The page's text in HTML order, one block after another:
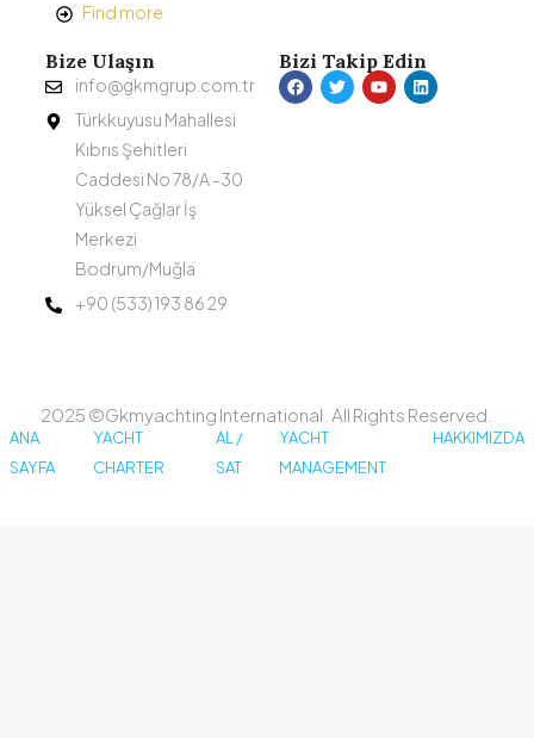
Find more
Bize Ulaşın
info@gkmgrup.com.tr
Türkkuyusu Mahallesi
Kıbrıs Şehitleri
Caddesi No 78/A -30
Yüksel Çağlar İş
Merkezi
Bodrum/Muğla
+90 (533) 193 86 29
Bizi Takip Edin
2025 ©Gkmyachting International. All Rights Reserved.
ANA
SAYFA
YACHT
CHARTER
AL /
SAT
YACHT
MANAGEMENT
HAKKIMIZDA